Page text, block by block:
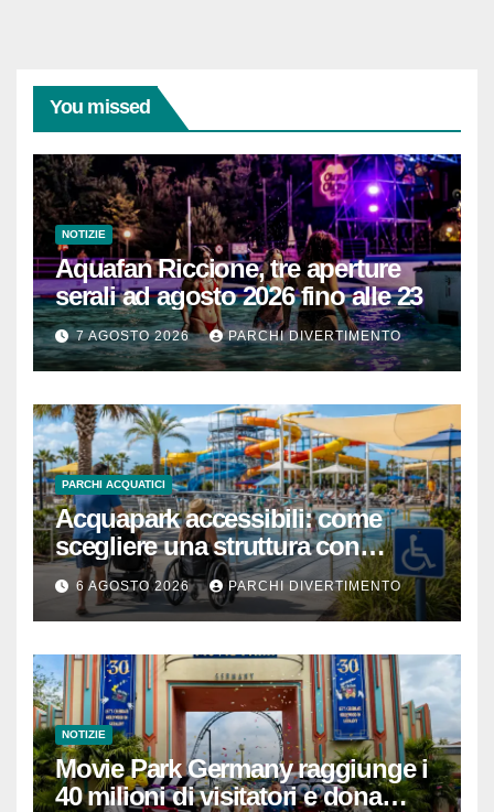
You missed
NOTIZIE
Aquafan Riccione, tre aperture
serali ad agosto 2026 fino alle 23
7 AGOSTO 2026 PARCHI DIVERTIMENTO
PARCHI ACQUATICI
Acquapark accessibili: come
scegliere una struttura con
passeggino o sedia a rotelle
6 AGOSTO 2026 PARCHI DIVERTIMENTO
NOTIZIE
Movie Park Germany raggiunge i
40 milioni di visitatori e dona